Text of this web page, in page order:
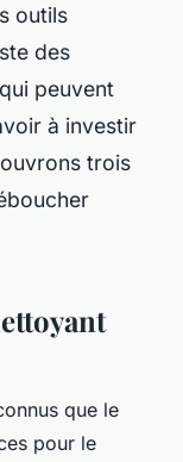
outils
des
peuvent
à investir
trois
que le
pour le